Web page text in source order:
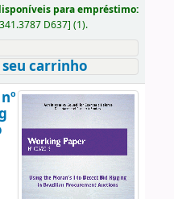
para empréstimo:
341.3787 D637] (1).
carrinho